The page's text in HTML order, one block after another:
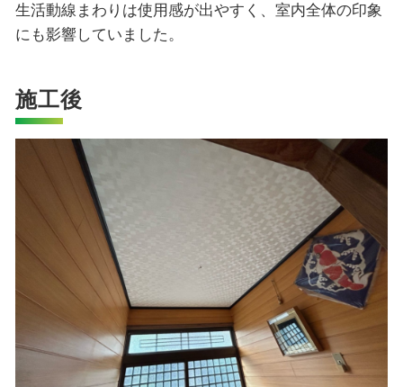
生活動線まわりは使用感が出やすく、室内全体の印象
にも影響していました。
施工後